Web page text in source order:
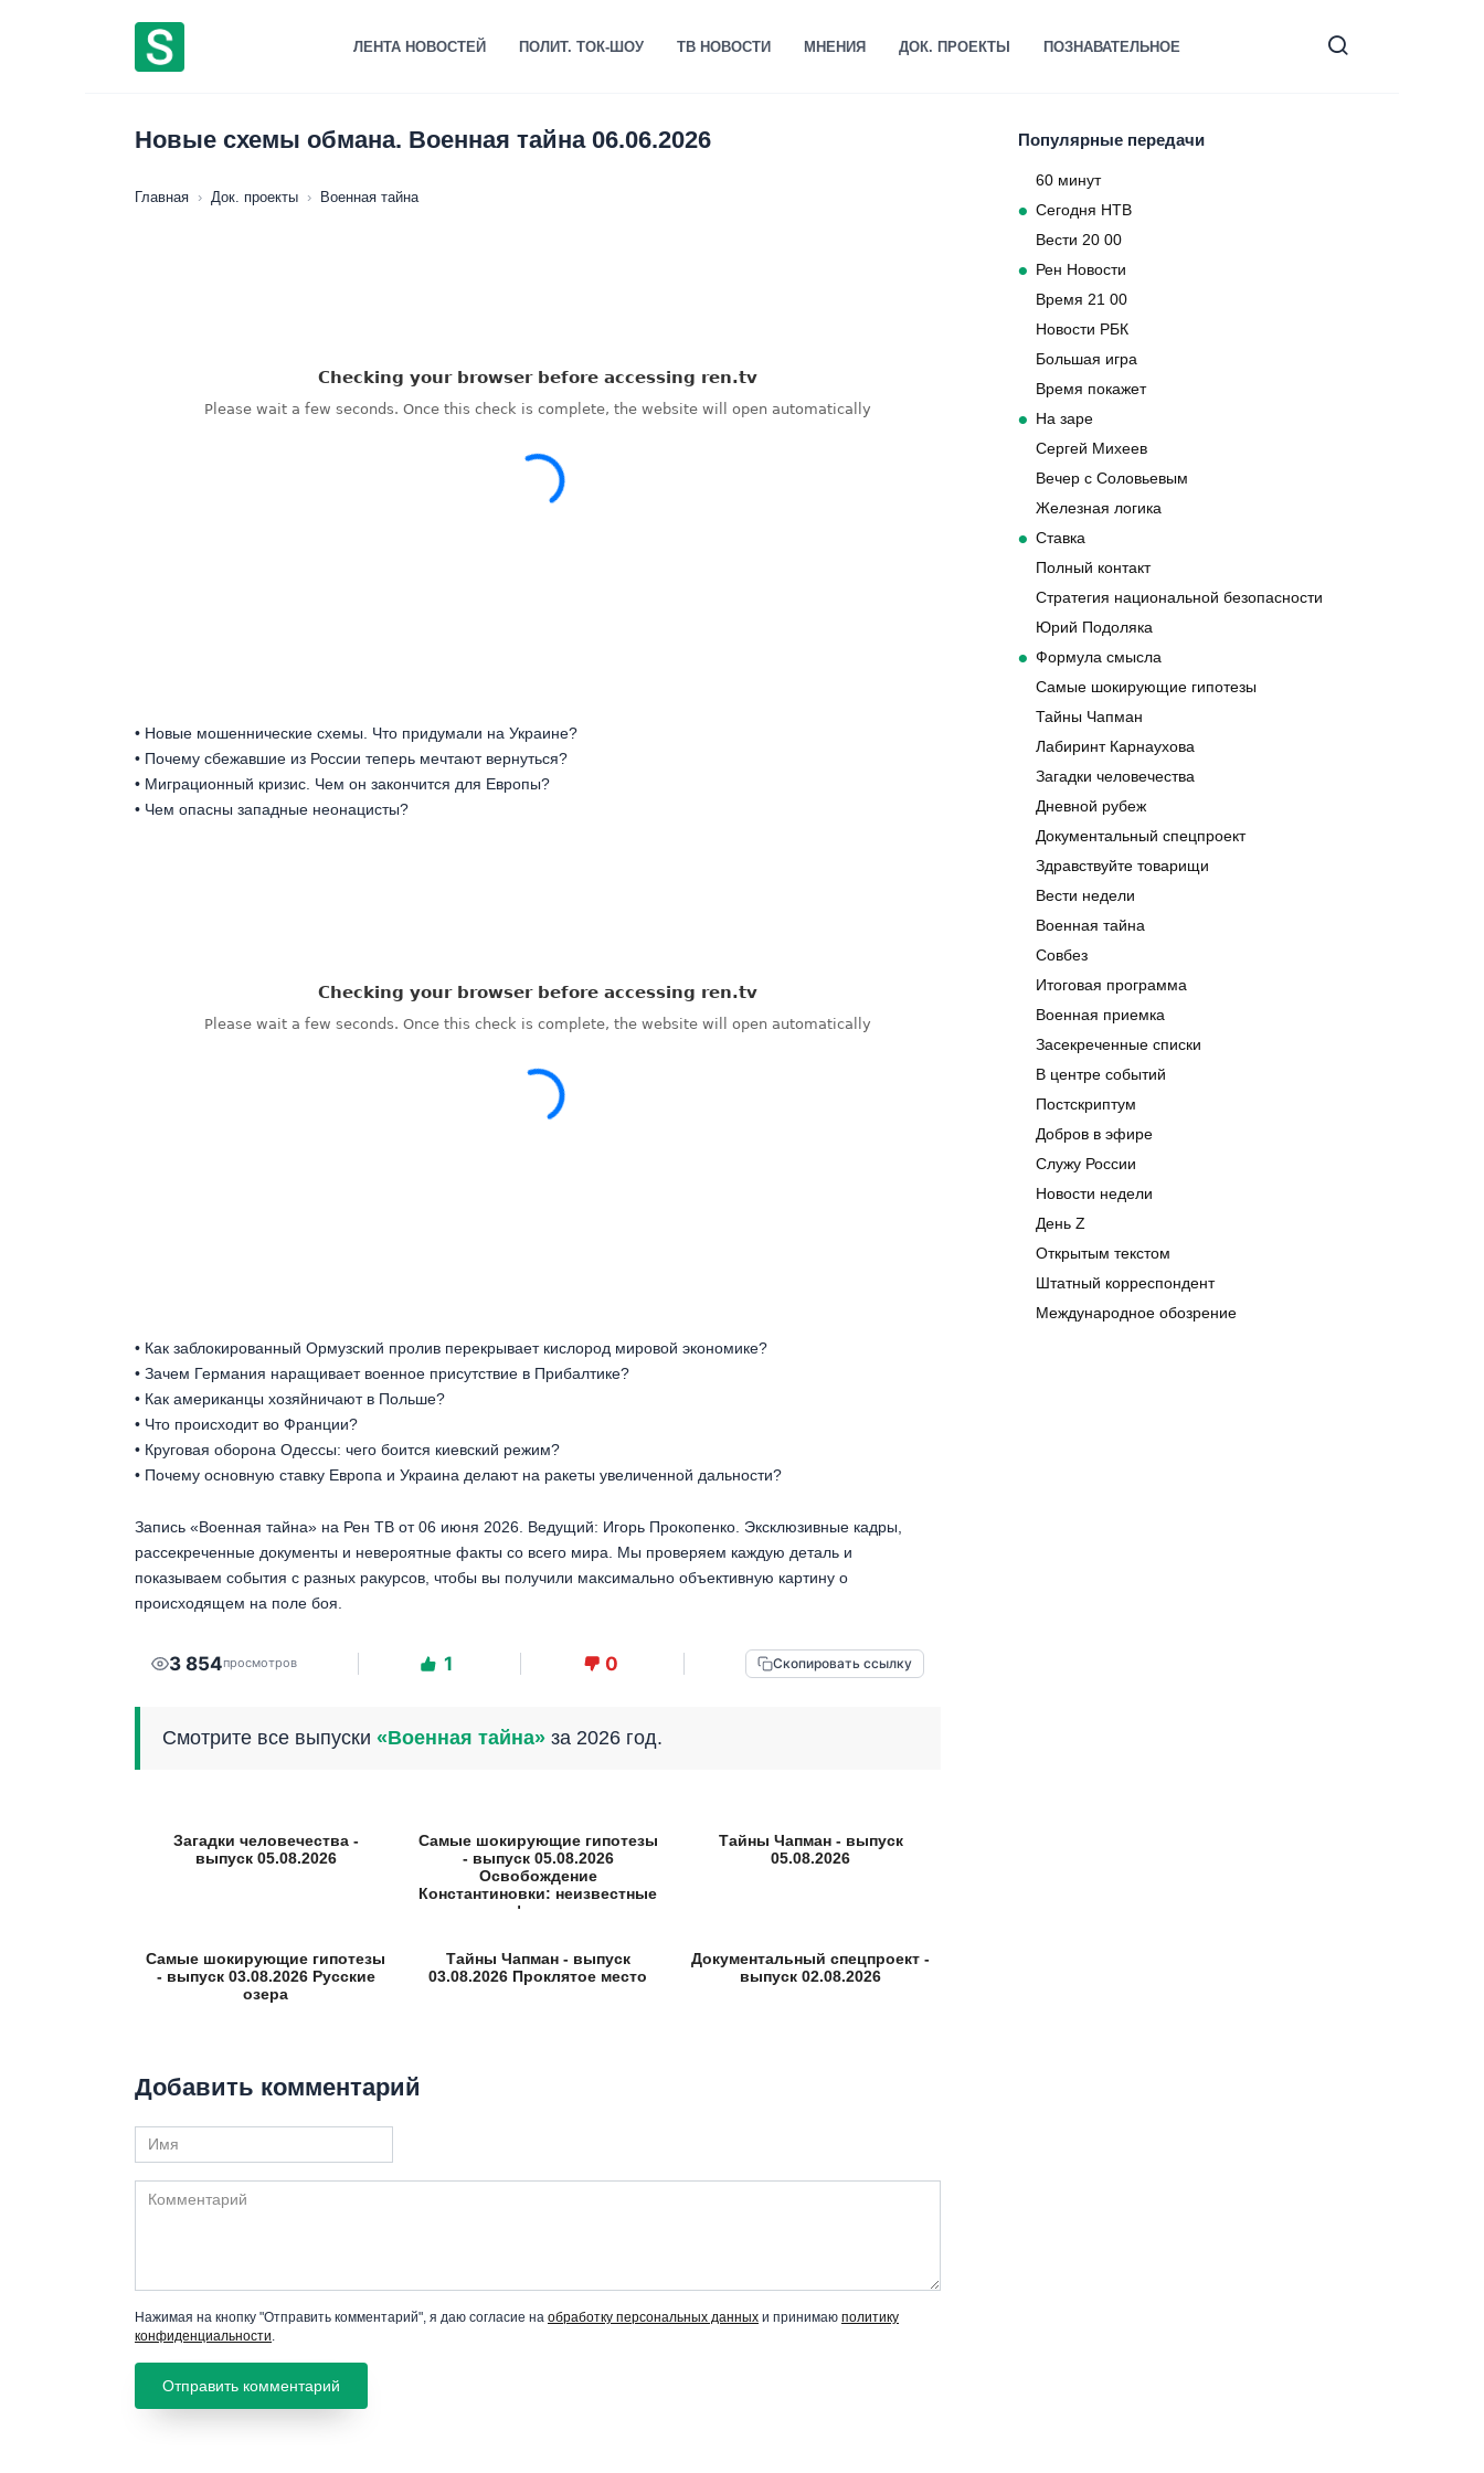
ЛЕНТА НОВОСТЕЙ ПОЛИТ. ТОК-ШОУ ТВ НОВОСТИ МНЕНИЯ ДОК. ПРОЕКТЫ ПОЗНАВАТЕЛЬНОЕ
Новые схемы обмана. Военная тайна 06.06.2026
Главная › Док. проекты › Военная тайна
• Новые мошеннические схемы. Что придумали на Украине?
• Почему сбежавшие из России теперь мечтают вернуться?
• Миграционный кризис. Чем он закончится для Европы?
• Чем опасны западные неонацисты?
• Как заблокированный Ормузский пролив перекрывает кислород мировой экономике?
• Зачем Германия наращивает военное присутствие в Прибалтике?
• Как американцы хозяйничают в Польше?
• Что происходит во Франции?
• Круговая оборона Одессы: чего боится киевский режим?
• Почему основную ставку Европа и Украина делают на ракеты увеличенной дальности?
Запись «Военная тайна» на Рен ТВ от 06 июня 2026. Ведущий: Игорь Прокопенко. Эксклюзивные кадры,
рассекреченные документы и невероятные факты со всего мира. Мы проверяем каждую деталь и
показываем события с разных ракурсов, чтобы вы получили максимально объективную картину о
происходящем на поле боя.
3 854просмотров 1 0 Скопировать ссылку
Смотрите все выпуски «Военная тайна» за 2026 год.
Загадки человечества -
выпуск 05.08.2026
Самые шокирующие гипотезы
- выпуск 05.08.2026
Освобождение
Константиновки: неизвестные
факты
Тайны Чапман - выпуск
05.08.2026
Самые шокирующие гипотезы
- выпуск 03.08.2026 Русские
озера
Тайны Чапман - выпуск
03.08.2026 Проклятое место
Документальный спецпроект -
выпуск 02.08.2026
Добавить комментарий
Имя
Комментарий
Нажимая на кнопку "Отправить комментарий", я даю согласие на обработку персональных данных и принимаю политику
конфиденциальности.
Популярные передачи
60 минут
Сегодня НТВ
Вести 20 00
Рен Новости
Время 21 00
Новости РБК
Большая игра
Время покажет
На заре
Сергей Михеев
Вечер с Соловьевым
Железная логика
Ставка
Полный контакт
Стратегия национальной безопасности
Юрий Подоляка
Формула смысла
Самые шокирующие гипотезы
Тайны Чапман
Лабиринт Карнаухова
Загадки человечества
Дневной рубеж
Документальный спецпроект
Здравствуйте товарищи
Вести недели
Военная тайна
Совбез
Итоговая программа
Военная приемка
Засекреченные списки
В центре событий
Постскриптум
Добров в эфире
Служу России
Новости недели
День Z
Открытым текстом
Штатный корреспондент
Международное обозрение